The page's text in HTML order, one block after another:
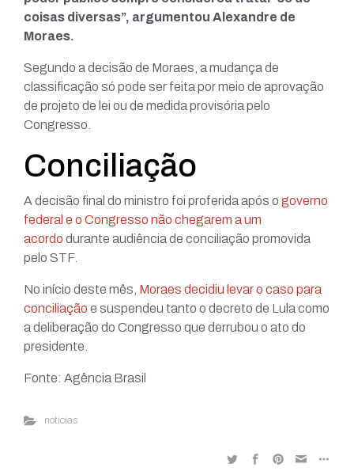
coisas diversas”, argumentou Alexandre de
Moraes.
Segundo a decisão de Moraes, a mudança de
classificação só pode ser feita por meio de aprovação
de projeto de lei ou de medida provisória pelo
Congresso.
Conciliação
A decisão final do ministro foi proferida após o governo
federal e o Congresso não chegarem a um
acordo durante audiência de conciliação promovida
pelo STF.
No início deste mês, Moraes decidiu levar o caso para
conciliação e suspendeu tanto o decreto de Lula como
a deliberação do Congresso que derrubou o ato do
presidente.
Fonte: Agência Brasil
noticias